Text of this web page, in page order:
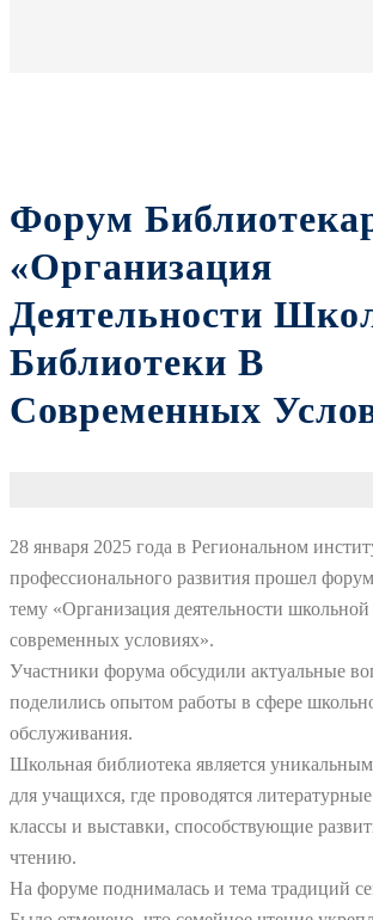
Форум
«Организация
Деятельности
Библиотеки В
Современных
28 января 2025 года в Региональном
профессионального развития прошел
тему «Организация деятельности
современных условиях».
Участники форума обсудили актуальные
поделились опытом работы в сфере
обслуживания.
Школьная библиотека является
для учащихся, где проводятся
классы и выставки, способствующие
чтению.
На форуме поднималась и тема традиций